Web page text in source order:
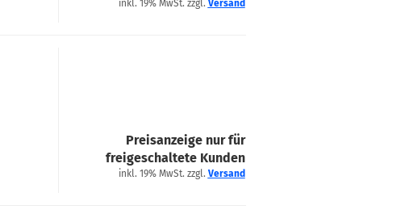
inkl. 19% MwSt. zzgl. Versand
Preisanzeige nur für
freigeschaltete Kunden
inkl. 19% MwSt. zzgl. Versand